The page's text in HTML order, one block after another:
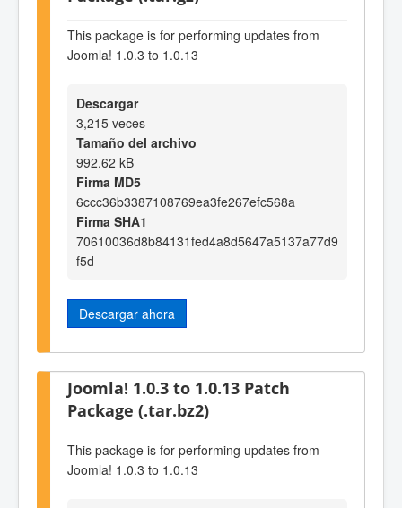
This package is for performing updates from
Joomla! 1.0.3 to 1.0.13
Descargar
3,215 veces
Tamaño del archivo
992.62 kB
Firma MD5
6ccc36b3387108769ea3fe267efc568a
Firma SHA1
70610036d8b84131fed4a8d5647a5137a77d9
f5d
Descargar ahora
Joomla! 1.0.3 to 1.0.13 Patch
Package (.tar.bz2)
This package is for performing updates from
Joomla! 1.0.3 to 1.0.13